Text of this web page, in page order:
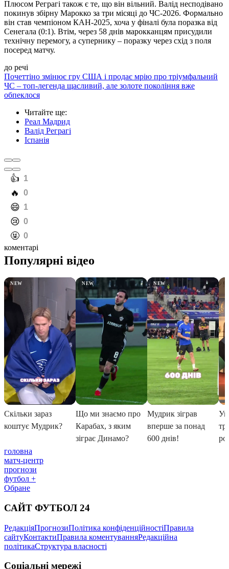
Плюсом Реграгі також є те, що він вільний. Валід несподівано
покинув збірну Марокко за три місяці до ЧС-2026. Формально
він став чемпіоном КАН-2025, хоча у фіналі була поразка від
Сенегала (0:1). Втім, через 58 днів марокканцям присудили
технічну перемогу, а супернику – поразку через схід з поля
посеред матчу.
до речі
Почеттіно змінює гру США і продає мрію про тріумфальний
ЧС – топ-легенда щасливий, але золоте покоління вже
обпеклося
Читайте ще:
Реал Мадрид
Валід Реграгі
Іспанія
️👍 1
️🔥 0
️😄 1
️😢 0
️🤬 0
коментарі
головна
матч-центр
прогнози
футбол +
Обране
САЙТ ФУТБОЛ 24
РедакціяПрогнозиПолітика конфіденційностіПравила
сайтуКонтактиПравила коментуванняРедакційна
політикаСтруктура власності
Соціальні мережі